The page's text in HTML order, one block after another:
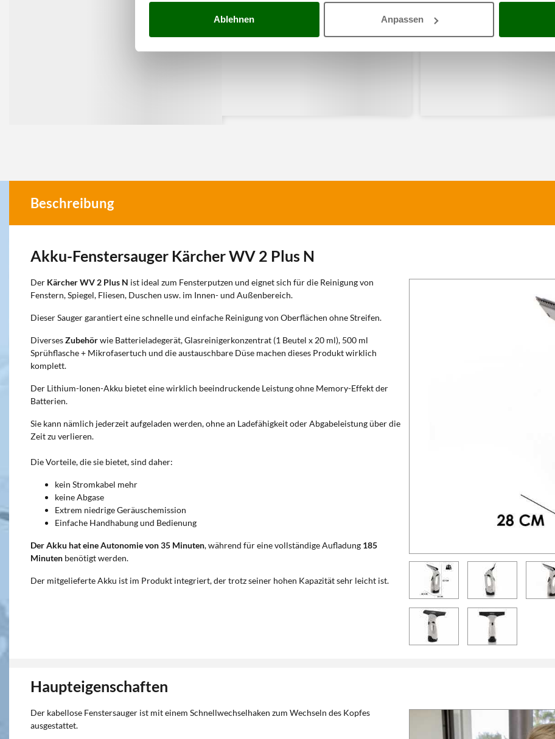
Ablehnen Anpassen
Beschreibung
Akku-Fenstersauger Kärcher WV 2 Plus N
Der Kärcher WV 2 Plus N ist ideal zum Fensterputzen und eignet sich für die Reinigung von
Fenstern, Spiegel, Fliesen, Duschen usw. im Innen- und Außenbereich.
Dieser Sauger garantiert eine schnelle und einfache Reinigung von Oberflächen ohne Streifen.
DiversesZubehörwie Batterieladegerät, Glasreinigerkonzentrat (1 Beutel x 20 ml), 500 ml
Sprühflasche + Mikrofasertuch und die austauschbare Düse machen dieses Produkt wirklich
komplett.
Der Lithium-Ionen-Akku bietet eine wirklich beeindruckende Leistung ohne Memory-Effekt der
Batterien.
Sie kann nämlich jederzeit aufgeladen werden, ohne an Ladefähigkeit oder Abgabeleistung über die
Zeit zu verlieren.
Die Vorteile, die sie bietet, sind daher:
kein Stromkabel mehr
keine Abgase
Extrem niedrige Geräuschemission
Einfache Handhabung und Bedienung
Der Akku hat eine Autonomie von 35 Minuten, während für eine vollständige Aufladung 185
Minuten benötigt werden.
Der mitgelieferte Akku ist im Produkt integriert, der trotz seiner hohen Kapazität sehr leicht ist.
Haupteigenschaften
Der kabellose Fenstersauger ist mit einem Schnellwechselhaken zum Wechseln des Kopfes
ausgestattet.